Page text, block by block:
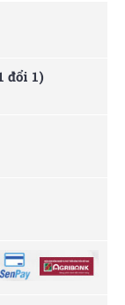
đổi 1)